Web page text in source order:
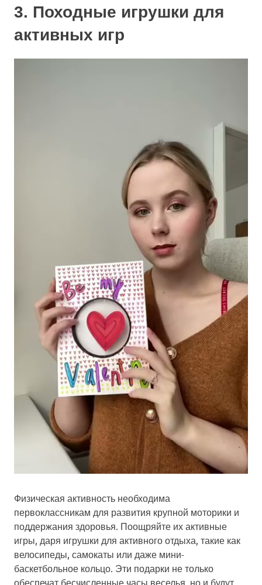
3. Походные игрушки для
активных игр
Физическая активность необходима
первоклассникам для развития крупной моторики и
поддержания здоровья. Поощряйте их активные
игры, даря игрушки для активного отдыха, такие как
велосипеды, самокаты или даже мини-
баскетбольное кольцо. Эти подарки не только
обеспечат бесчисленные часы веселья, но и будут